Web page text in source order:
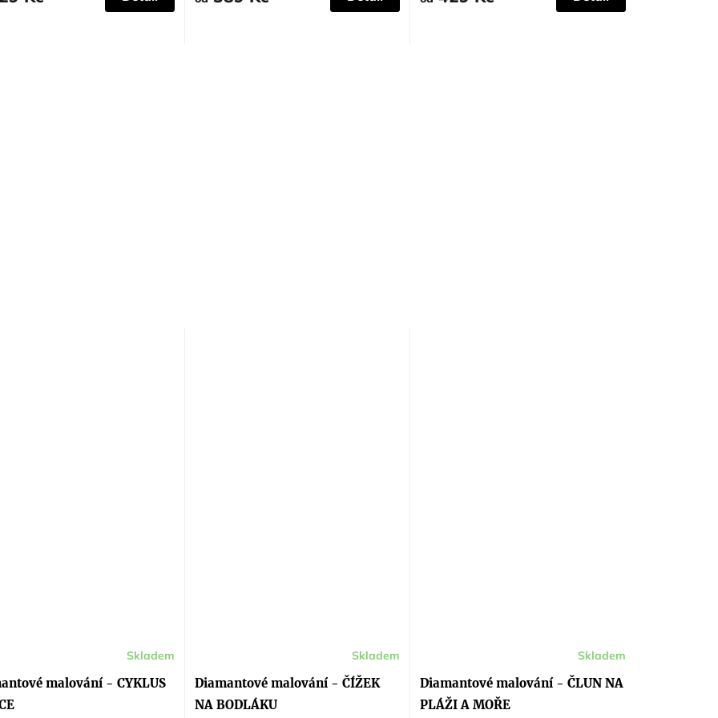
malování - CYKLUS
Skladem
Diamantové malování - ČÍŽEK
NA BODLÁKU
Skladem
Diamantové malování - ČLUN NA
PLÁŽI A MOŘE
Skladem